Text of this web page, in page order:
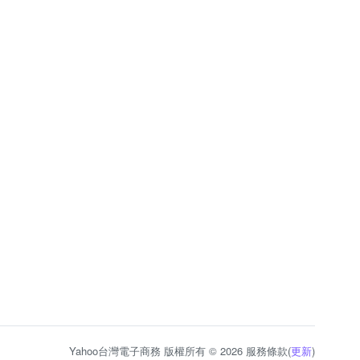
Yahoo台灣電子商務 版權所有 © 2026 服務條款(更新)